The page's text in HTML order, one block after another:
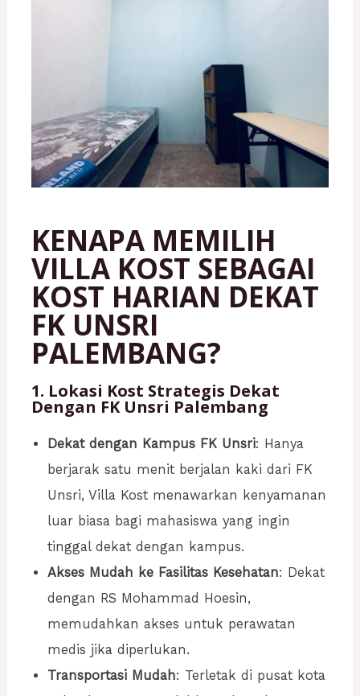
KENAPA MEMILIH
VILLA KOST SEBAGAI
KOST HARIAN DEKAT
FK UNSRI
PALEMBANG?
1. Lokasi Kost Strategis Dekat
Dengan FK Unsri Palembang
Dekat dengan Kampus FK Unsri: Hanya
berjarak satu menit berjalan kaki dari FK
Unsri, Villa Kost menawarkan kenyamanan
luar biasa bagi mahasiswa yang ingin
tinggal dekat dengan kampus.
Akses Mudah ke Fasilitas Kesehatan: Dekat
dengan RS Mohammad Hoesin,
memudahkan akses untuk perawatan
medis jika diperlukan.
Transportasi Mudah: Terletak di pusat kota